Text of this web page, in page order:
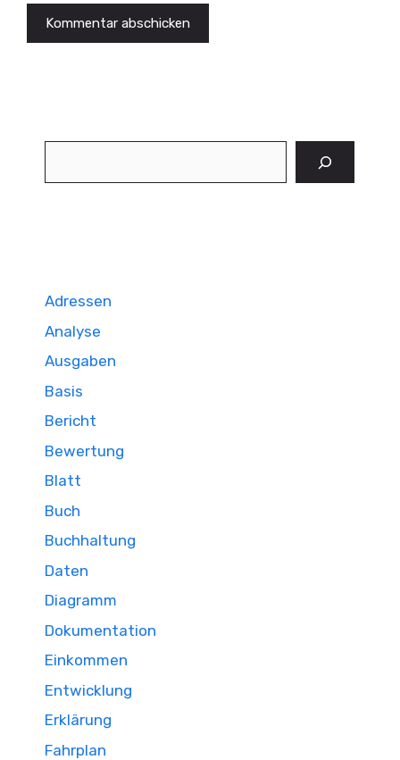
Adressen
Analyse
Ausgaben
Basis
Bericht
Bewertung
Blatt
Buch
Buchhaltung
Daten
Diagramm
Dokumentation
Einkommen
Entwicklung
Erklärung
Fahrplan